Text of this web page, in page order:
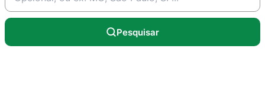
Pesquisar